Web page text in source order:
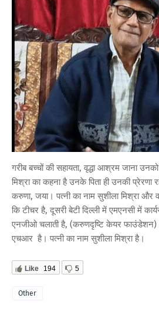
गरीब बच्चों की सहायता, वृद्धा आश्रम जाना
मिश्रा का कहना है उनके पिता ही उनकी प्रेरणा
करुणा, जया। पत्नी का नाम सुशीला मिश्रा और
कि टीचर है, दूसरी बेटी दिल्ली में एमएनसी में
एनजीओ चलाती है, (करुणदृष्टि केयर फाउंडेशन)
एचआर है। पत्नी का नाम सुशीला मिश्रा है।
Like 194 5
Other